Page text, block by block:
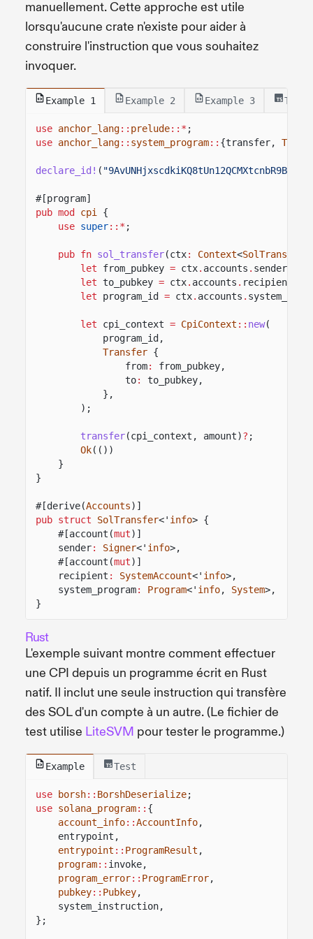
manuellement. Cette approche est utile
lorsqu'aucune crate n'existe pour aider à
construire l'instruction que vous souhaitez
invoquer.
Example 1 Example 2 Example 3 Test
use anchor_lang:: prelude::* ;
use anchor_lang:: system_program:: {transfer,
declare_id! (
#[program]
pub mod
cpi
{
use super::* ;
pub fn sol_transfer(ctx: Context<SolTransfer
let
from_pubkey = ctx. accounts . sender
let to_pubkey = ctx. accounts . recipient
let
program_id = ctx. accounts .
let cpi_context = CpiContext :: new(
program_id,
Transfer {
from:
from_pubkey,
to:
to_pubkey,
},
);
transfer(cpi_context, amount)? ;
Ok(())
}
}
#[derive(Accounts)]
pub struct
SolTransfer<' info> {
#[account(mut)]
sender: Signer<' info>,
#[account(mut)]
recipient : SystemAccount<' info>,
system_program: Program<' info, System>,
}
Rust
L'exemple suivant montre comment effectuer
une CPI depuis un programme écrit en Rust
natif. Il inclut une seule instruction qui transfère
des SOL d'un compte à un autre. (Le fichier de
test utilise LiteSVM pour tester le programme.)
Example Test
use borsh:: BorshDeserialize;
use solana_program:: {
account_info::AccountInfo,
entrypoint,
entrypoint :: ProgramResult ,
program:: invoke,
program_error:: ProgramError,
pubkey:: Pubkey,
system_instruction,
};